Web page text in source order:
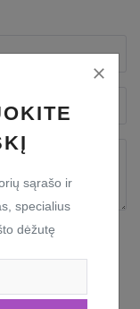
sąrašo ir
specialius
dėžutę
taisyklės